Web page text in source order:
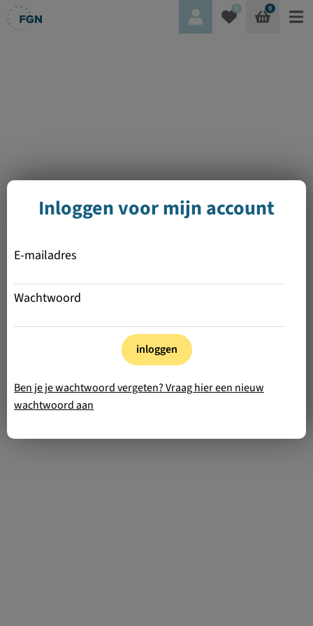
0 0
Inloggen voor mijn account
E-mailadres
Wachtwoord
inloggen
Ben je je wachtwoord vergeten? Vraag hier een nieuw
wachtwoord aan